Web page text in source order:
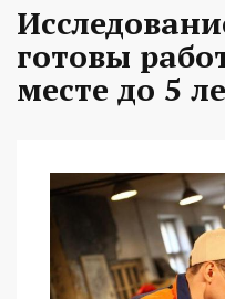
готовы
месте до 5